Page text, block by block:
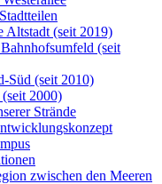
Altstadt (seit 2019)
(seit
Süd (seit 2010)
2000)
Strände
zwischen den Meeren